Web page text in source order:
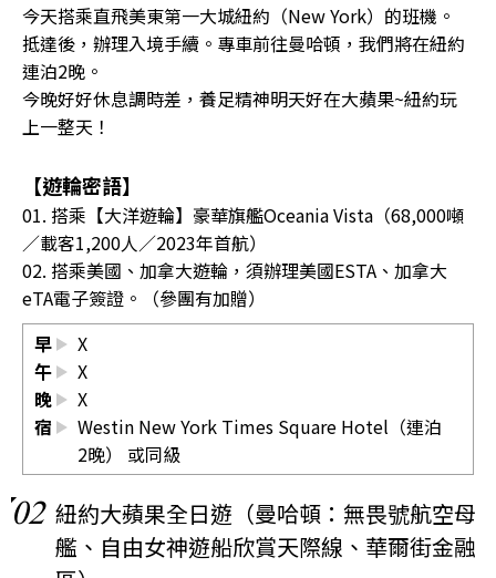
今天搭乘直飛美東第一大城紐約（New York）的班機。
抵達後，辦理入境手續。專車前往曼哈頓，我們將在紐約
連泊2晚。
今晚好好休息調時差，養足精神明天好在大蘋果~紐約玩
上一整天！
【遊輪密語】
01. 搭乘【大洋遊輪】豪華旗艦Oceania Vista（68,000噸
／載客1,200人／2023年首航）
02. 搭乘美國、加拿大遊輪，須辦理美國ESTA、加拿大
eTA電子簽證。（參團有加贈）
早
X
午
X
晚
X
宿
Westin New York Times Square Hotel（連泊
2晚） 或同級
02 紐約大蘋果全日遊（曼哈頓：無畏號航空母
艦、自由女神遊船欣賞天際線、華爾街金融